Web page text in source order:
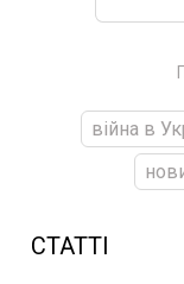
війна в
СТАТТІ